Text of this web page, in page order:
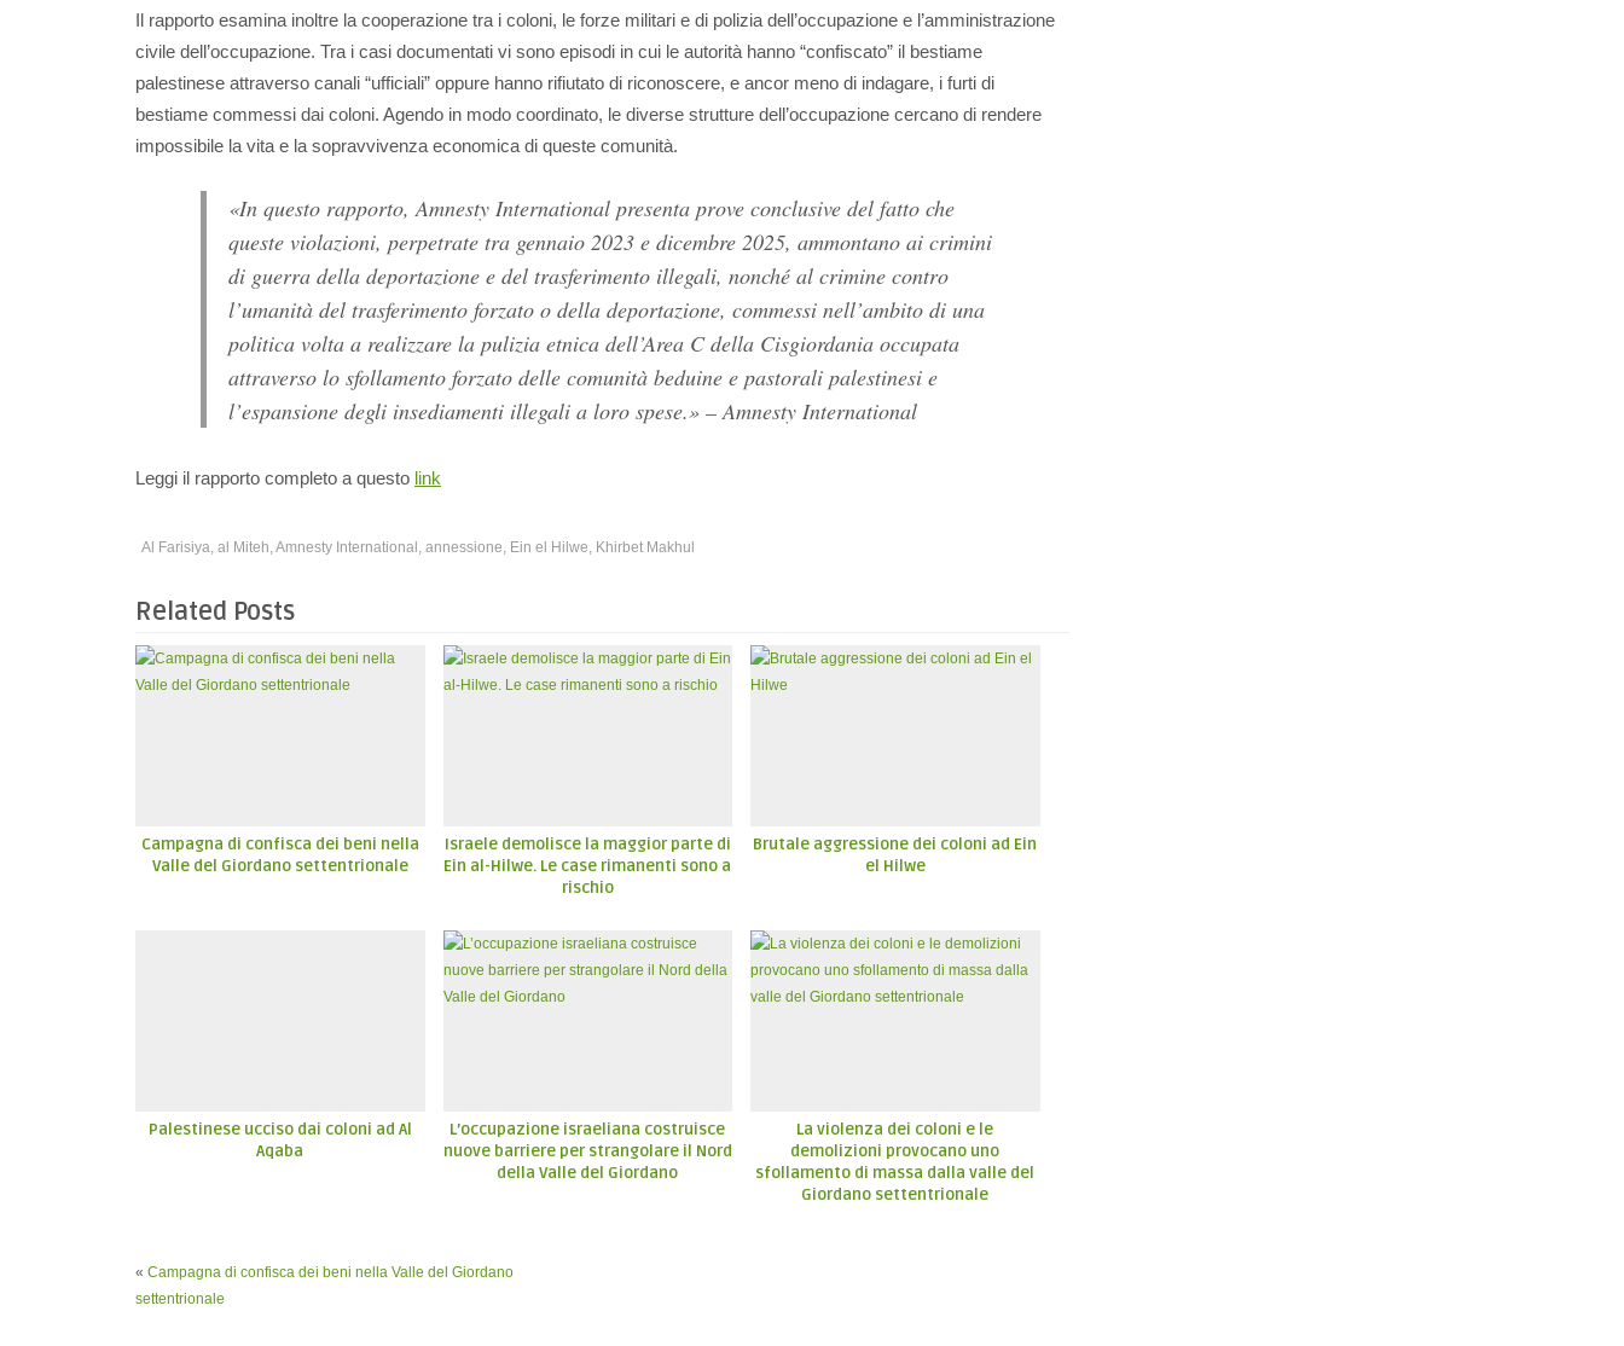
Il rapporto esamina inoltre la cooperazione tra i coloni, le forze militari e di polizia dell’occupazione e l’amministrazione
civile dell’occupazione. Tra i casi documentati vi sono episodi in cui le autorità hanno “confiscato” il bestiame
palestinese attraverso canali “ufficiali” oppure hanno rifiutato di riconoscere, e ancor meno di indagare, i furti di
bestiame commessi dai coloni. Agendo in modo coordinato, le diverse strutture dell’occupazione cercano di rendere
impossibile la vita e la sopravvivenza economica di queste comunità.
«In questo rapporto, Amnesty International presenta prove conclusive del fatto che
queste violazioni, perpetrate tra gennaio 2023 e dicembre 2025, ammontano ai crimini
di guerra della deportazione e del trasferimento illegali, nonché al crimine contro
l’umanità del trasferimento forzato o della deportazione, commessi nell’ambito di una
politica volta a realizzare la pulizia etnica dell’Area C della Cisgiordania occupata
attraverso lo sfollamento forzato delle comunità beduine e pastorali palestinesi e
l’espansione degli insediamenti illegali a loro spese.» – Amnesty International
Leggi il rapporto completo a questo link
Al Farisiya al Miteh Amnesty International annessione Ein el Hilwe Khirbet Makhul
Related Posts
Campagna di confisca dei beni nella
Valle del Giordano settentrionale
Israele demolisce la maggior parte di
Ein al-Hilwe. Le case rimanenti sono a
rischio
Brutale aggressione dei coloni ad Ein
el Hilwe
Palestinese ucciso dai coloni ad Al
Aqaba
L’occupazione israeliana costruisce
nuove barriere per strangolare il Nord
della Valle del Giordano
La violenza dei coloni e le
demolizioni provocano uno
sfollamento di massa dalla valle del
Giordano settentrionale
« Campagna di confisca dei beni nella Valle del Giordano
settentrionale